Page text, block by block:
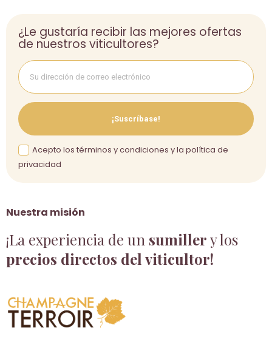
Nuestra misión
¡La experiencia de un sumillery los
precios directos del viticultor!
¿Le gustaría recibir las mejores ofertas
de nuestros viticultores?
¡Suscríbase!
Acepto los términos y condiciones y la política de
privacidad